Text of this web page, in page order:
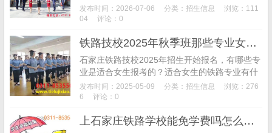
业学校、石家庄新铁轨道交通中专学校、河北航
空管理中等专业学校同属于石铁教育集团。是河
培训基地，铁路学子的摇篮，被...
发布时间：2026-07-06 分类： 招生信息
浏览：111
04
评论：0
铁路技校2025年秋季班那些专业女生能报
石家庄铁路技校2025年招生开始报名，有哪些专
业是适合女生报考的？适合女生的铁路专业有什
么要求？石家庄铁路技校2025年招生中适合女生
报考的专业有俩个：铁路运输与管理、城市轨道
发布时间：2025-05-09 分类： 招生信息
浏览：276
6
评论：0
上石家庄铁路学校能免学费吗怎么报名